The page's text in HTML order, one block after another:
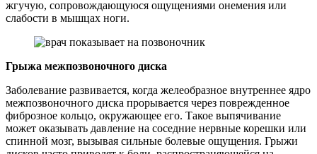
жгучую, сопровождающуюся ощущениями онемения или
слабости в мышцах ноги.
Грыжа межпозвоночного диска
Заболевание развивается, когда желеобразное внутреннее ядро
межпозвоночного диска прорывается через поврежденное
фиброзное кольцо, окружающее его. Такое выпячивание
может оказывать давление на соседние нервные корешки или
спинной мозг, вызывая сильные болевые ощущения. Грыжи